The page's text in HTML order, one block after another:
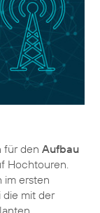
für den Aufbau
Hochtouren.
im ersten
die mit der